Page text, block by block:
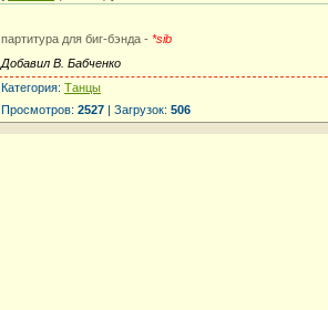
партитура для биг-бэнда - *sib
Добавил В. Бабченко
Категория: Танцы
Просмотров: 2527 | Загрузок: 506